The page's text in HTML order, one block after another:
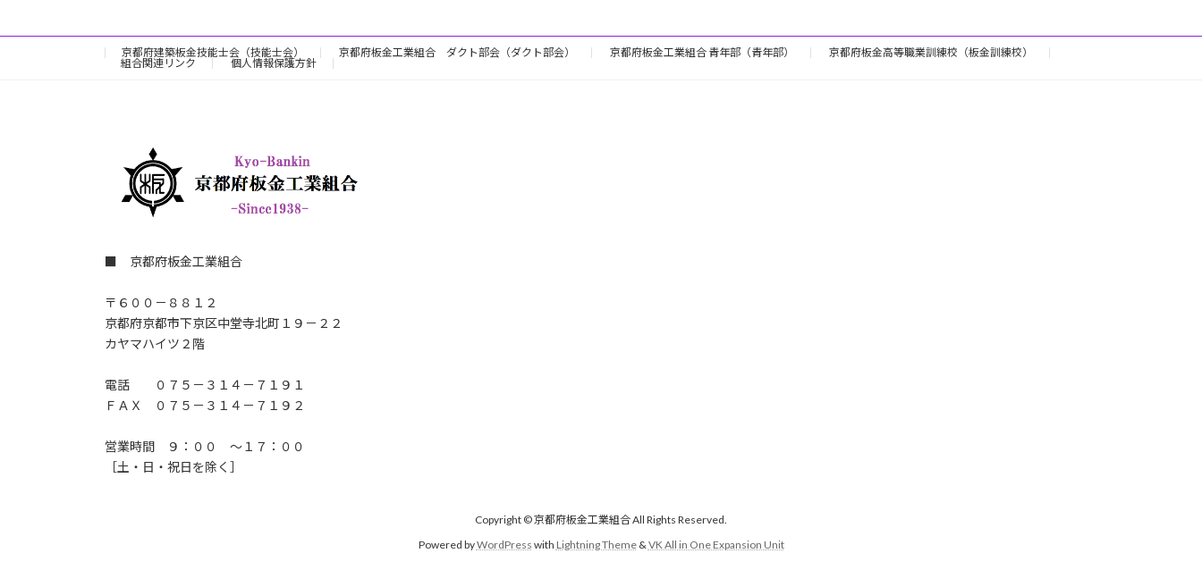
京都府建築板金技能士会（技能士会） 京都府板金工業組合 ダクト部会（ダクト部会） 京都府板金工業組合 青年部（青年部）
京都府板金高等職業訓練校（板金訓練校）
組合関連リンク
個人情報保護方針
■ 京都府板金工業組合
〒６００－８８１２
京都府京都市下京区中堂寺北町１９－２２
カヤマハイツ２階
電話 ０７５－３１４－７１９１
ＦＡＸ ０７５－３１４－７１９２
営業時間 ９：００ ～１７：００
［土・日・祝日を除く］
Copyright © 京都府板金工業組合 All Rights Reserved.
Powered byWordPress with Lightning Theme& VK All in One Expansion Unit